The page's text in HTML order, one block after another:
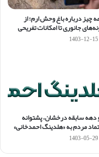
چیز درباره باغ وحش ارم؛ از
جانوری تا امکانات تفریحی
1403-12-15
دهه سابقه درخشان، پشتوانه
مردم به «هلدینگ احمد‌خانی»
1403-05-29